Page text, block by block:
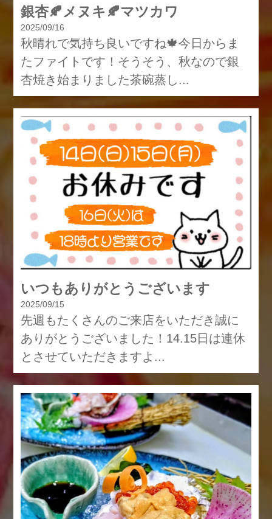
銀杏🍂メヌキ🍂マツカワ
2025/09/16
秋晴れで気持ち良いですね🍁今日からま
たファイトです！そうそう、秋なので銀
杏焼き始まりました茶碗蒸し...
いつもありがとうございます
2025/09/15
先週もたくさんのご来店をいただき誠に
ありがとうございました！14.15日は連休
とさせていただきますよ...